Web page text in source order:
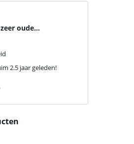
oude
2.5 jaar geleden!